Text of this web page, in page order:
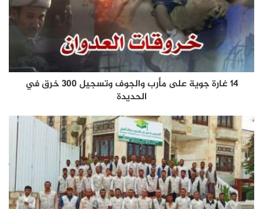
14 غارة جوية على مأرب والجوف وتسجيل 300 خرق في
الحديدة